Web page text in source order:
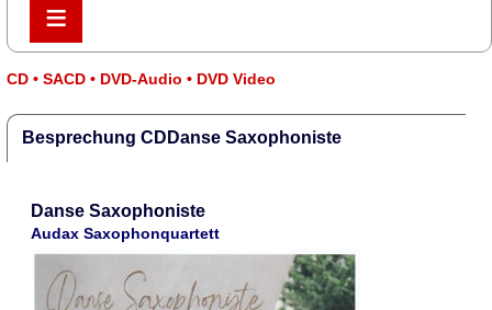
≡
≡
CD • SACD • DVD-Audio • DVD Video
Besprechung CDDanse Saxophoniste
Danse Saxophoniste
Audax Saxophonquartett